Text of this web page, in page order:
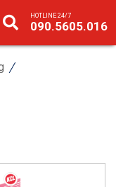
HOTLINE 24/7
090.5605.016